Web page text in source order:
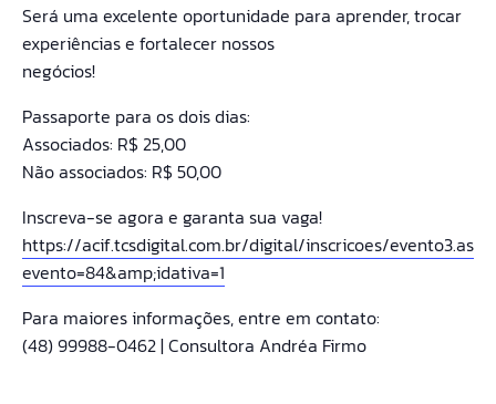
Será uma excelente oportunidade para aprender, trocar
experiências e fortalecer nossos
negócios!
Passaporte para os dois dias:
Associados: R$ 25,00
Não associados: R$ 50,00
Inscreva-se agora e garanta sua vaga!
https://acif.tcsdigital.com.br/digital/inscricoes/
evento=84&amp;idativa=1
Para maiores informações, entre em contato:
(48) 99988-0462 | Consultora Andréa Firmo